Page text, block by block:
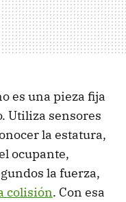
es una pieza fija
Utiliza sensores
la estatura,
ocupante,
la fuerza,
colisión. Con esa